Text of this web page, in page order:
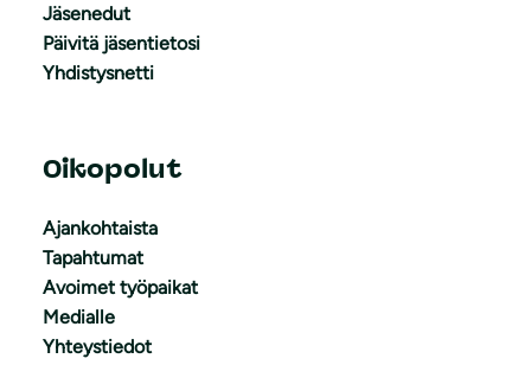
Jäsenedut
Päivitä jäsentietosi
Yhdistysnetti
Oikopolut
Ajankohtaista
Tapahtumat
Avoimet työpaikat
Medialle
Yhteystiedot